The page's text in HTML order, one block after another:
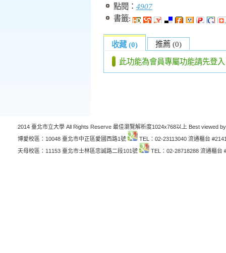
點閱： 4907
書籤:
收藏 (0) 推薦 (0)
此功能為會員專屬功能請先登入
2014 臺北市立大學 All Rights Reserve 最佳瀏覽解析度1024x768以上 Best viewed
博愛校區：10048 臺北市中正區愛國西路1號
TEL：02-23113040 流通櫃台
天母校區：11153 臺北市士林區忠誠路二段101號
TEL：02-28718288 流通櫃台